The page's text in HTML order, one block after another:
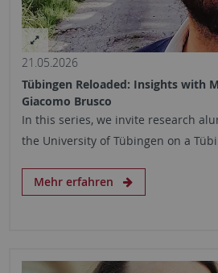
21.05.2026
Tübingen Reloaded: Insights with
Giacomo Brusco
In this series, we invite research
the University of Tübingen on a
Mehr erfahren